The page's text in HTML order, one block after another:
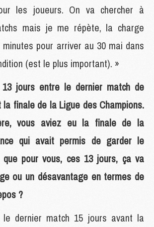
les joueurs. On va chercher à
mais je me répète, la charge
minutes pour arriver au 30 mai dans
(est le plus important). »
jours entre le dernier match de
la finale de la Ligue des Champions.
vous aviez eu la finale de la
qui avait permis de garder le
que pour vous, ces 13 jours, ça va
ou un désavantage en termes de
?
dernier match 15 jours avant la